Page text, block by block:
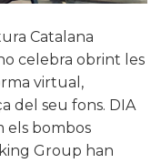
Catalana
celebra obrint les
virtual,
del seu fons. DIA
els bombos
Group han